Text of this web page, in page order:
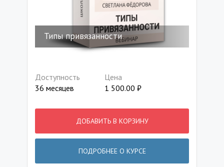
Типы привязанности
Доступность
36 месяцев
Цена
1 500.00 ₽
ДОБАВИТЬ В КОРЗИНУ
ПОДРОБНЕЕ О КУРСЕ